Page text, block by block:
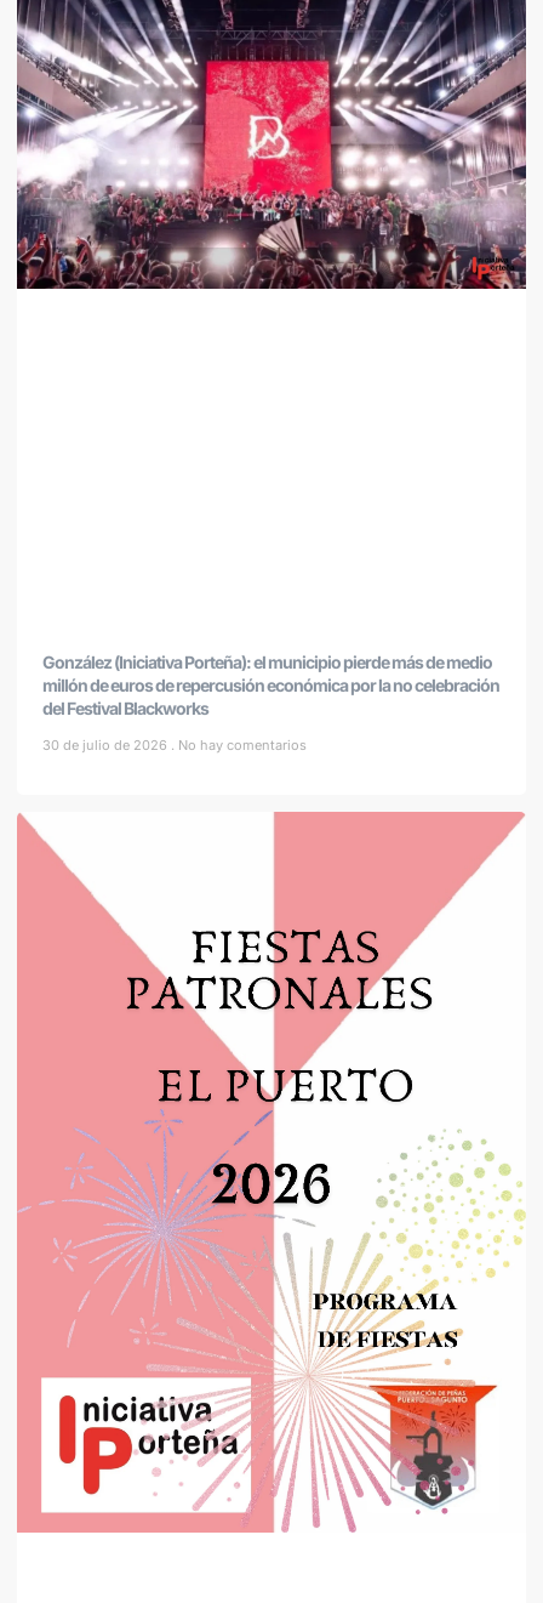
González (Iniciativa Porteña): el municipio pierde más de medio
millón de euros de repercusión económica por la no celebración
del Festival Blackworks
30 de julio de 2026 No hay comentarios